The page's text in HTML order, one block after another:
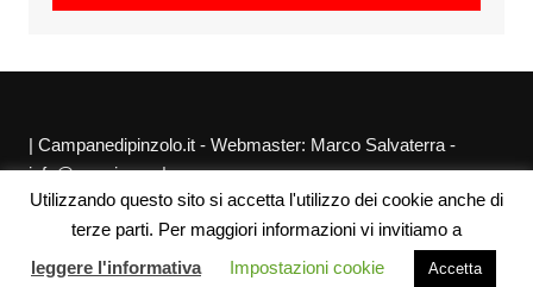
| Campanedipinzolo.it - Webmaster: Marco Salvaterra -
info@agraria.org |
Chi siamo Privacy Policy Sitemap Link utili
Utilizzando questo sito si accetta l'utilizzo dei cookie anche di
terze parti. Per maggiori informazioni vi invitiamo a
leggere l'informativa
Impostazioni cookie Accetta